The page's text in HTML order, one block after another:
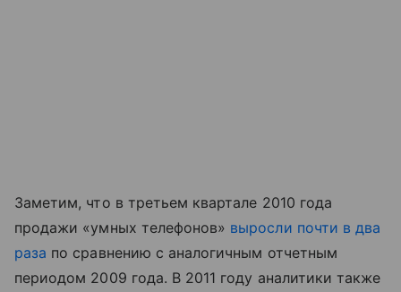
Заметим, что в третьем квартале 2010 года
продажи «умных телефонов» выросли почти в два
раза по сравнению с аналогичным отчетным
периодом 2009 года. В 2011 году аналитики также